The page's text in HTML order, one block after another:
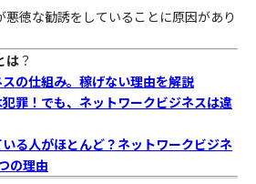
徳な勧誘をしていることに原因があり
は？
の仕組み。稼げない理由を解説
犯罪！でも、ネットワークビジネスは違
る人がほとんど？ネットワークビジネ
の理由